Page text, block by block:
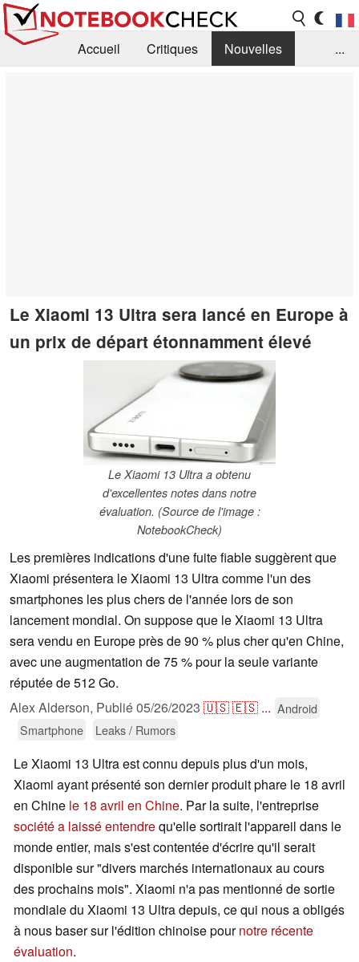
Accueil Critiques
Nouvelles
...
Le Xiaomi 13 Ultra sera lancé en Europe à
un prix de départ étonnamment élevé
Le Xiaomi 13 Ultra a obtenu
d'excellentes notes dans notre
évaluation. (Source de l'image :
NotebookCheck)
Les premières indications d'une fuite fiable suggèrent que
Xiaomi présentera le Xiaomi 13 Ultra comme l'un des
smartphones les plus chers de l'année lors de son
lancement mondial. On suppose que le Xiaomi 13 Ultra
sera vendu en Europe près de 90 % plus cher qu'en Chine,
avec une augmentation de 75 % pour la seule variante
réputée de 512 Go.
Alex Alderson, Publié05/26/2023 🇺🇸🇪🇸 ... Android
Smartphone
Leaks / Rumors
Le Xiaomi 13 Ultra est connu depuis plus d'un mois,
Xiaomi ayant présenté son dernier produit phare le 18 avril
en Chine le 18 avril en Chine. Par la suite, l'entreprise
société a laissé entendrequ'elle sortirait l'appareil dans le
monde entier, mais s'est contentée d'écrire qu'il serait
disponible sur "divers marchés internationaux au cours
des prochains mois". Xiaomi n'a pas mentionné de sortie
mondiale du Xiaomi 13 Ultra depuis, ce qui nous a obligés
à nous baser sur l'édition chinoise pournotre récente
évaluation.